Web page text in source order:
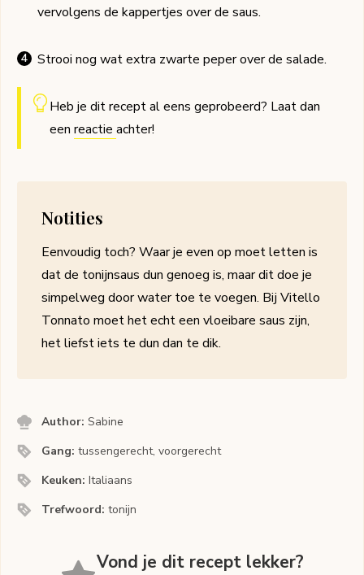
vervolgens de kappertjes over de saus.
Strooi nog wat extra zwarte peper over de salade.
Heb je dit recept al eens geprobeerd? Laat dan
een reactie achter!
Notities
Eenvoudig toch? Waar je even op moet letten is
dat de tonijnsaus dun genoeg is, maar dit doe je
simpelweg door water toe te voegen. Bij Vitello
Tonnato moet het echt een vloeibare saus zijn,
het liefst iets te dun dan te dik.
Author:Sabine
Gang:tussengerecht, voorgerecht
Keuken:Italiaans
Trefwoord:tonijn
Vond je dit recept lekker?